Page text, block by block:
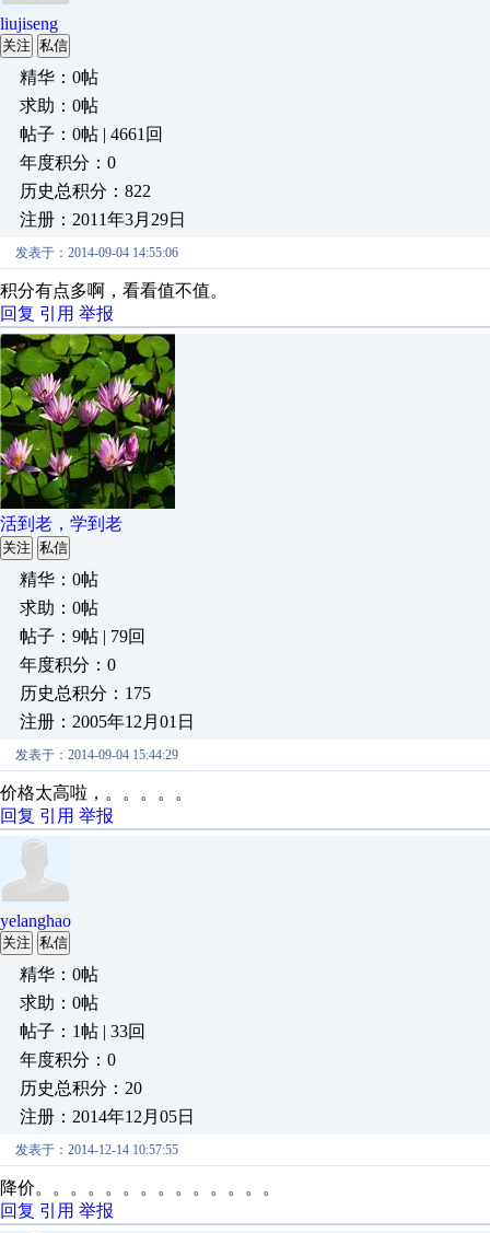
liujiseng
关注 私信
精华：0帖
求助：0帖
帖子：0帖 | 4661回
年度积分：0
历史总积分：822
注册：2011年3月29日
发表于：2014-09-04 14:55:06
积分有点多啊，看看值不值。
回复 引用 举报
活到老，学到老
关注 私信
精华：0帖
求助：0帖
帖子：9帖 | 79回
年度积分：0
历史总积分：175
注册：2005年12月01日
发表于：2014-09-04 15:44:29
价格太高啦，。。。。。
回复 引用 举报
yelanghao
关注 私信
精华：0帖
求助：0帖
帖子：1帖 | 33回
年度积分：0
历史总积分：20
注册：2014年12月05日
发表于：2014-12-14 10:57:55
降价。。。。。。。。。。。。。。
回复 引用 举报